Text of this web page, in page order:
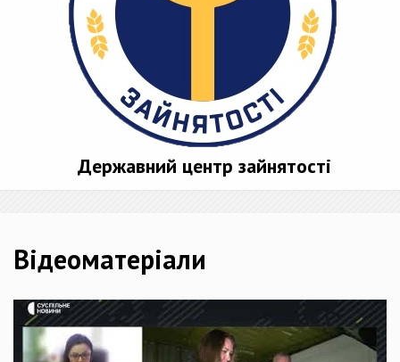
Державний центр зайнятості
Відеоматеріали